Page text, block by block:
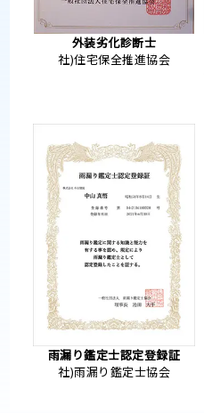
外装劣化診断士
社)住宅保全推進協会
雨漏り鑑定士認定登録証
社)雨漏り鑑定士協会